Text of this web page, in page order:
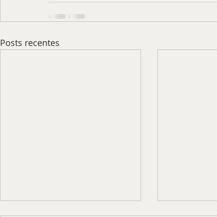
Posts recentes